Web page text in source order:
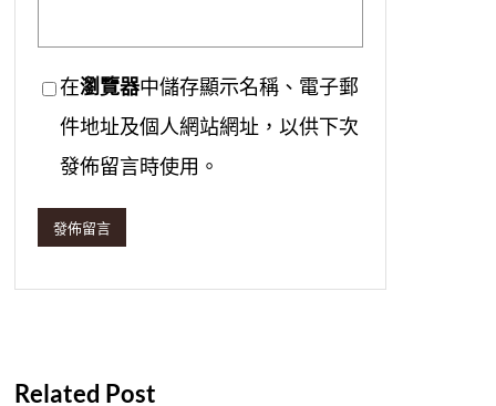
在瀏覽器中儲存顯示名稱、電子郵
件地址及個人網站網址，以供下次
發佈留言時使用。
Related Post